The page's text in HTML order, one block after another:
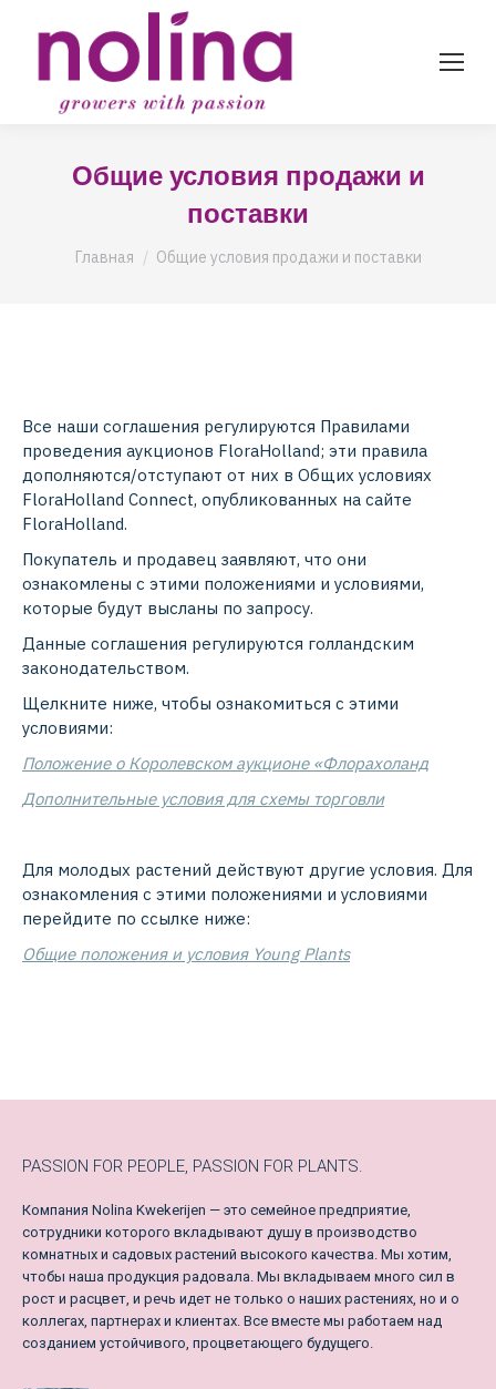
Общие условия продажи и
поставки
Главная Общие условия продажи и поставки
Все наши соглашения регулируются Правилами
проведения аукционов FloraHolland; эти правила
дополняются/отступают от них в Общих условиях
FloraHolland Connect, опубликованных на сайте
FloraHolland.
Покупатель и продавец заявляют, что они
ознакомлены с этими положениями и условиями,
которые будут высланы по запросу.
Данные соглашения регулируются голландским
законодательством.
Щелкните ниже, чтобы ознакомиться с этими
условиями:
Положение о Королевском аукционе «Флорахоланд
Дополнительные условия для схемы торговли
Для молодых растений действуют другие условия. Для
ознакомления с этими положениями и условиями
перейдите по ссылке ниже:
Общие положения и условия Young Plants
PASSION FOR PEOPLE, PASSION FOR PLANTS.
Компания Nolina Kwekerijen — это семейное предприятие,
сотрудники которого вкладывают душу в производство
комнатных и садовых растений высокого качества. Мы хотим,
чтобы наша продукция радовала. Мы вкладываем много сил в
рост и расцвет, и речь идет не только о наших растениях, но и о
коллегах, партнерах и клиентах. Все вместе мы работаем над
созданием устойчивого, процветающего будущего.